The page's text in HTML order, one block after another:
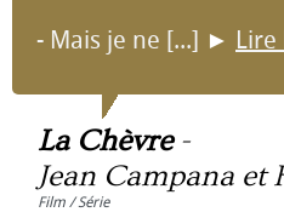
- Mais je ne [...] ► Lire
La Chèvre-
Jean Campana et
Film / Série